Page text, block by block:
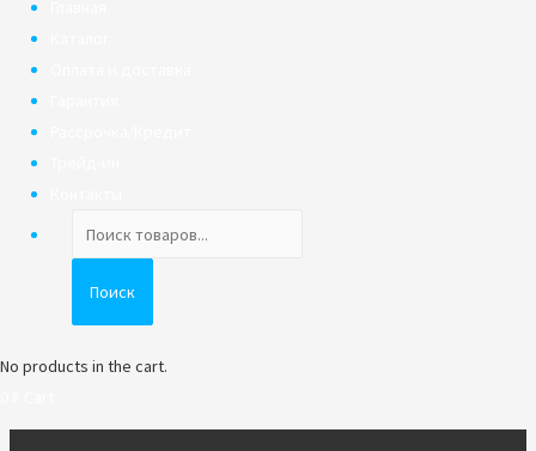
товаров
Поиск
No products in the cart.